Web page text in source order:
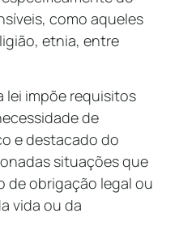
como aqueles
etnia, entre
lei impõe requisitos
de
e destacado do
situações que
de obrigação legal ou
vida ou da